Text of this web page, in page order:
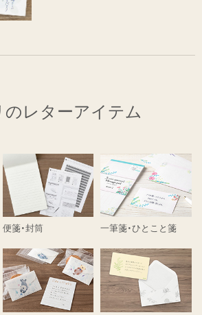
のレターアイテム
便箋・封筒 一筆箋・ひとこと箋